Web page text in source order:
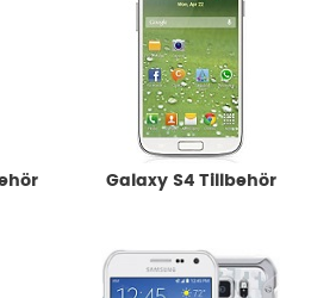
Galaxy S4 Tillbehör